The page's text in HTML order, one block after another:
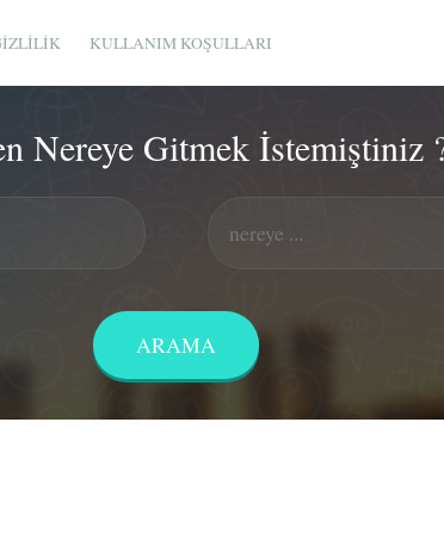
KULLANIM KOŞULLARI
Nereye Gitmek İstemiştiniz